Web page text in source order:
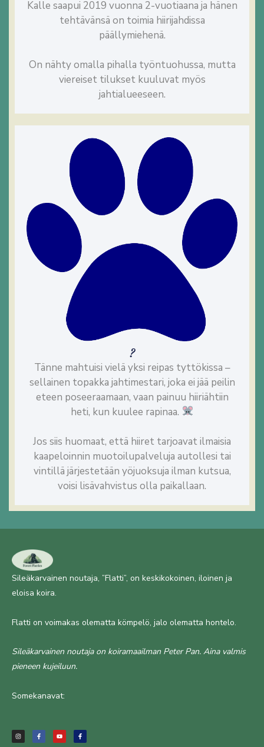
Kalle saapui 2019 vuonna 2-vuotiaana ja hänen
tehtävänsä on toimia hiirijahdissa
päällymiehenä.
On nähty omalla pihalla työntuohussa, mutta
viereiset tilukset kuuluvat myös
jahtialueeseen.
?
Tänne mahtuisi vielä yksi reipas tyttökissa –
sellainen topakka jahtimestari, joka ei jää peilin
eteen poseeraamaan, vaan painuu hiiriähtiin
heti, kun kuulee rapinaa.
Jos siis huomaat, että hiiret tarjoavat ilmaisia
kaapeloinnin muotoilupalveluja autollesi tai
vintillä järjestetään yöjuoksuja ilman kutsua,
voisi lisävahvistus olla paikallaan.
Sileäkarvainen noutaja, ”Flatti”, on keskikokoinen, iloinen ja
eloisa koira.
Flatti on voimakas olematta kömpelö, jalo olematta hontelo.
Sileäkarvainen noutaja on koiramaailman Peter Pan. Aina valmis
pieneen kujeiluun.
Somekanavat:
s
t
a
c
e
b
u
t
u
c
e
b